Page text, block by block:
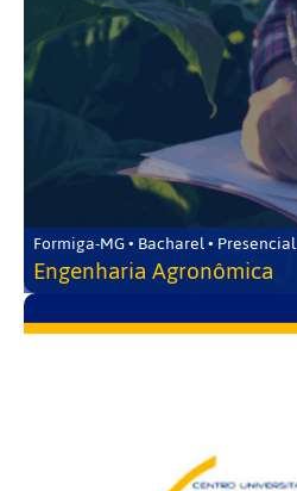
Formiga-MG • Bacharel • Presencial
Engenharia Agronômica